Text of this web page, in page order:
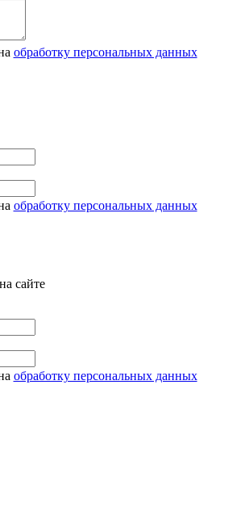
обработку персональных данных
обработку персональных данных
сайте
обработку персональных данных